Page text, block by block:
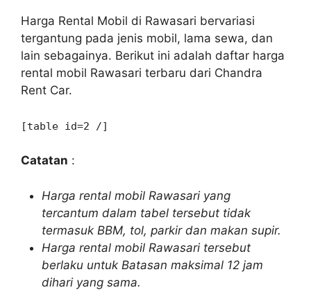
Harga Rental Mobil di Rawasari bervariasi
tergantung pada jenis mobil, lama sewa, dan
lain sebagainya. Berikut ini adalah daftar harga
rental mobil Rawasari terbaru dari Chandra
Rent Car.
[table id=2 /]
Catatan :
Harga rental mobil Rawasari yang
tercantum dalam tabel tersebut tidak
termasuk BBM, tol, parkir dan makan supir.
Harga rental mobil Rawasari tersebut
berlaku untuk Batasan maksimal 12 jam
dihari yang sama.